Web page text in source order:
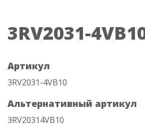
3RV2031-
Артикул
3RV2031-4VB10
Альтернативный артикул
3RV20314VB10